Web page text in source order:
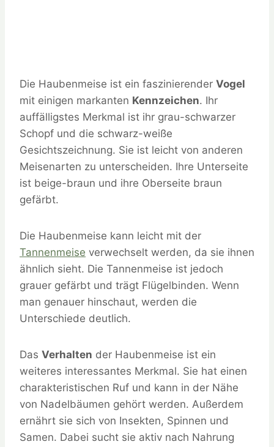
Die Haubenmeise ist ein faszinierender Vogel
mit einigen markanten Kennzeichen. Ihr
auffälligstes Merkmal ist ihr grau-schwarzer
Schopf und die schwarz-weiße
Gesichtszeichnung. Sie ist leicht von anderen
Meisenarten zu unterscheiden. Ihre Unterseite
ist beige-braun und ihre Oberseite braun
gefärbt.
Die Haubenmeise kann leicht mit der
Tannenmeise verwechselt werden, da sie ihnen
ähnlich sieht. Die Tannenmeise ist jedoch
grauer gefärbt und trägt Flügelbinden. Wenn
man genauer hinschaut, werden die
Unterschiede deutlich.
Das Verhalten der Haubenmeise ist ein
weiteres interessantes Merkmal. Sie hat einen
charakteristischen Ruf und kann in der Nähe
von Nadelbäumen gehört werden. Außerdem
ernährt sie sich von Insekten, Spinnen und
Samen. Dabei sucht sie aktiv nach Nahrung